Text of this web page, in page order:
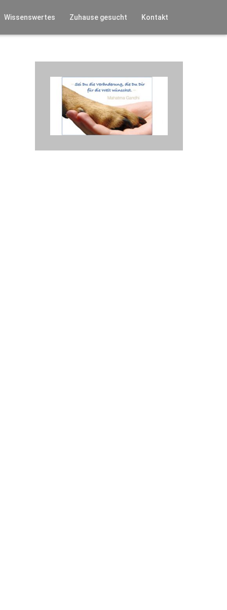
Wissenswertes Zuhause gesucht Kontakt